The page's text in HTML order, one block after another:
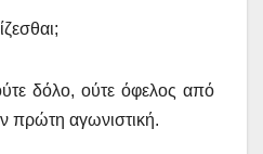
δόλο, ούτε όφελος από
πρώτη αγωνιστική.